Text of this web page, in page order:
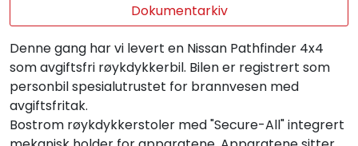
Dokumentarkiv
Denne gang har vi levert en Nissan Pathfinder 4x4
som avgiftsfri røykdykkerbil. Bilen er registrert som
personbil spesialutrustet for brannvesen med
avgiftsfritak.
Bostrom røykdykkerstoler med "Secure-All" integrert